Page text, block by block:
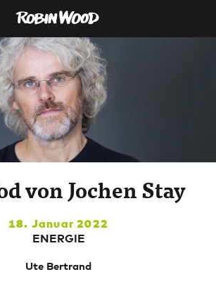
von Jochen Stay
18. Januar 2022
ENERGIE
Ute Bertrand